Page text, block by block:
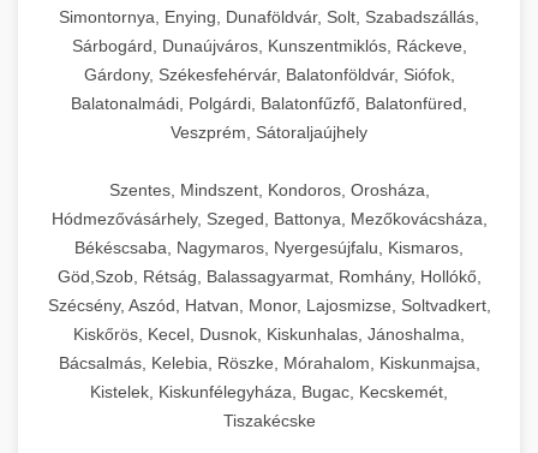
Simontornya, Enying, Dunaföldvár, Solt, Szabadszállás,
Sárbogárd, Dunaújváros, Kunszentmiklós, Ráckeve,
Gárdony, Székesfehérvár, Balatonföldvár, Siófok,
Balatonalmádi, Polgárdi, Balatonfűzfő, Balatonfüred,
Veszprém, Sátoraljaújhely
Szentes, Mindszent, Kondoros, Orosháza,
Hódmezővásárhely, Szeged, Battonya, Mezőkovácsháza,
Békéscsaba, Nagymaros, Nyergesújfalu, Kismaros,
Göd,Szob, Rétság, Balassagyarmat, Romhány, Hollókő,
Szécsény, Aszód, Hatvan, Monor, Lajosmizse, Soltvadkert,
Kiskőrös, Kecel, Dusnok, Kiskunhalas, Jánoshalma,
Bácsalmás, Kelebia, Röszke, Mórahalom, Kiskunmajsa,
Kistelek, Kiskunfélegyháza, Bugac, Kecskemét,
Tiszakécske